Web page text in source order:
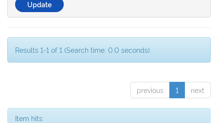
Results 1-1 of 1 (Search time: 0.0 seconds).
previous 1 next
Item hits: